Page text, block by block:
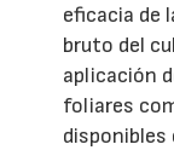
eficacia de
bruto del
aplicación
foliares